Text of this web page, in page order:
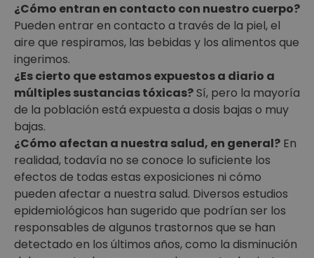
¿Cómo entran en contacto con nuestro cuerpo?
Pueden entrar en contacto a través de la piel, el
aire que respiramos, las bebidas y los alimentos que
ingerimos.
¿Es cierto que estamos expuestos a diario a
múltiples sustancias tóxicas?Sí, pero la mayoría
de la población está expuesta a dosis bajas o muy
bajas.
¿Cómo afectan a nuestra salud, en general? En
realidad, todavía no se conoce lo suficiente los
efectos de todas estas exposiciones ni cómo
pueden afectar a nuestra salud. Diversos estudios
epidemiológicos han sugerido que podrían ser los
responsables de algunos trastornos que se han
detectado en los últimos años, como la disminución